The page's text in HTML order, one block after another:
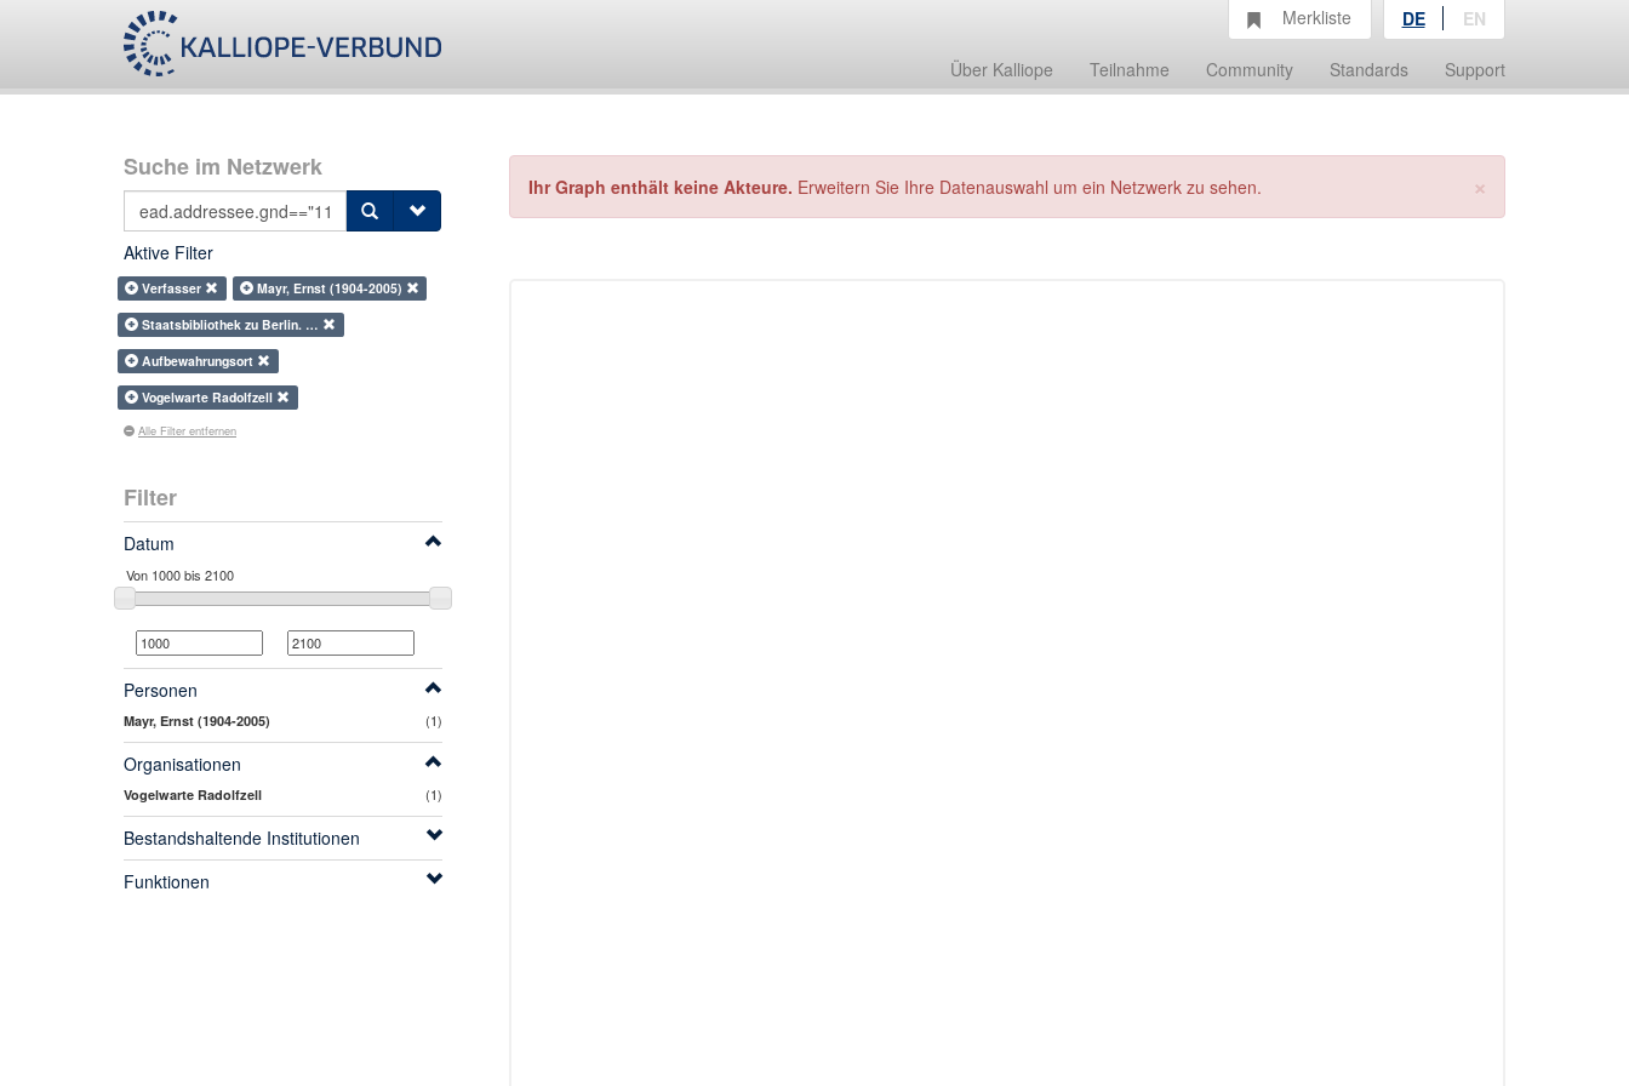
Über Kalliope Teilnahme Community Standards Support
Merkliste DE EN
Suche im Netzwerk
Aktive Filter
Verfasser
Mayr, Ernst (1904-2005)
Staatsbibliothek zu Berlin. …
Aufbewahrungsort
Vogelwarte Radolfzell
Alle Filter entfernen
Filter
Datum
Personen
Mayr, Ernst (1904-2005) (1)
Organisationen
Vogelwarte Radolfzell (1)
Bestandshaltende Institutionen
Funktionen
×
Ihr Graph enthält keine Akteure. Erweitern Sie Ihre Datenauswahl um ein Netzwerk zu sehen.